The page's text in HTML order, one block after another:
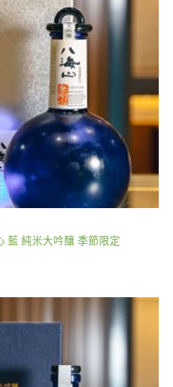
藍 純米大吟釀 季節限定